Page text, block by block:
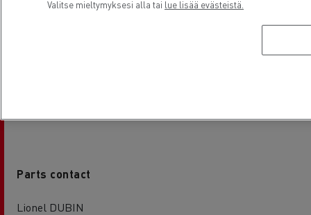
Parts contact
Lionel DUBIN
Valitse mieltymyksesi alla tai lue lisää evästeistä.